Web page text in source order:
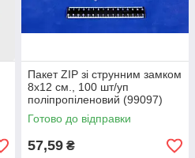
Пакет ZIP зі струнним замком
8х12 см., 100 шт/уп
поліпропіленовий (99097)
Готово до відправки
57,59 ₴